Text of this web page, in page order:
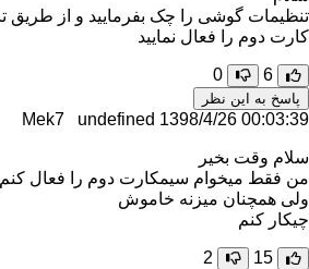
تنظیمات گوشی را چک بفرمایید و از
کارت دوم را فعال نمایید
6
0
پاسخ به این نظر
Mek7 undefined 1398/4/26 00:03:39
سلام وقت بخیر
من فقط میخوام سیمکارت دوم را فعال
ولی همچنان میزنه خاموش
چیکار کنم
15
2